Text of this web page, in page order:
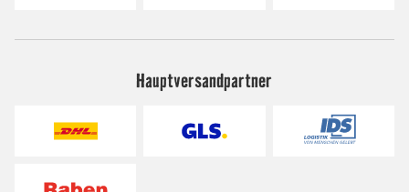
Hauptversandpartner